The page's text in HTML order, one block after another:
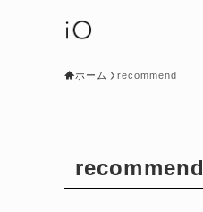
ホーム recommend
recommend